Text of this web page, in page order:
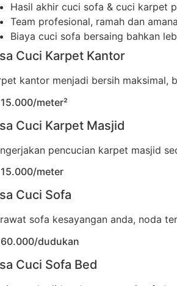
Hasil akhir cuci sofa & cuci karpet
Team profesional, ramah dan
Biaya cuci sofa bersaing bahkan
Cuci Karpet Kantor
kantor menjadi bersih maksimal,
15.000/meter²
Cuci Karpet Masjid
pencucian karpet masjid
15.000/meter
Cuci Sofa
sofa kesayangan anda, noda
60.000/dudukan
Cuci Sofa Bed